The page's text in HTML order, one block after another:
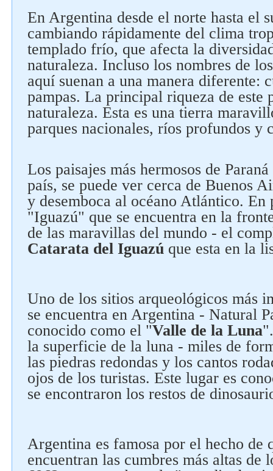
En Argentina desde el norte hasta el
cambiando rápidamente del clima
templado frío, que afecta la
naturaleza. Incluso los nombres de
aquí suenan a una manera diferente:
pampas. La principal riqueza de este
naturaleza. Esta es una tierra
parques nacionales, ríos profundos y
Los paisajes más hermosos de
país, se puede ver cerca de Buenos
y desemboca al océano Atlántico. En
"Iguazú" que se encuentra en la
de las maravillas del mundo - el
Catarata del Iguazú que esta en la
Uno de los sitios arqueológicos más
se encuentra en Argentina - Natural
conocido como el "Valle de la Luna
la superficie de la luna - miles de
las piedras redondas y los cantos
ojos de los turistas. Este lugar es
se encontraron los restos de
Argentina es famosa por el hecho de
encuentran las cumbres más altas de
Síguenos en redes sociales